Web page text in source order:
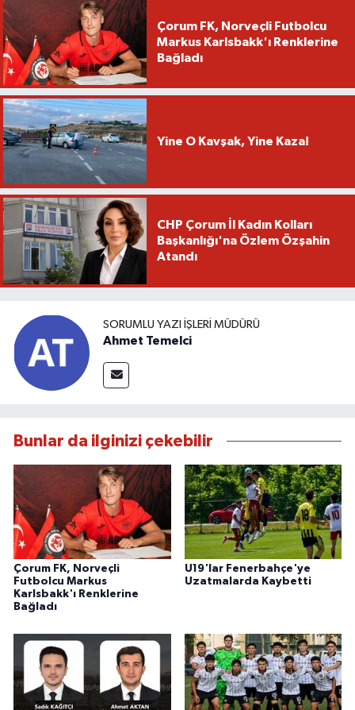
Çorum FK, Norveçli Futbolcu
Markus Karlsbakk'ı Renklerine
Bağladı
Yine O Kavşak, Yine Kaza!
CHP Çorum İl Kadın Kolları
Başkanlığı'na Özlem Özşahin
Atandı
SORUMLU YAZI İŞLERI MÜDÜRÜ
Ahmet Temelci
Bunlar da ilginizi çekebilir
Çorum FK, Norveçli
Futbolcu Markus
Karlsbakk'ı Renklerine
Bağladı
U19'lar Fenerbahçe'ye
Uzatmalarda Kaybetti